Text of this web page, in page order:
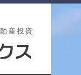
産投資